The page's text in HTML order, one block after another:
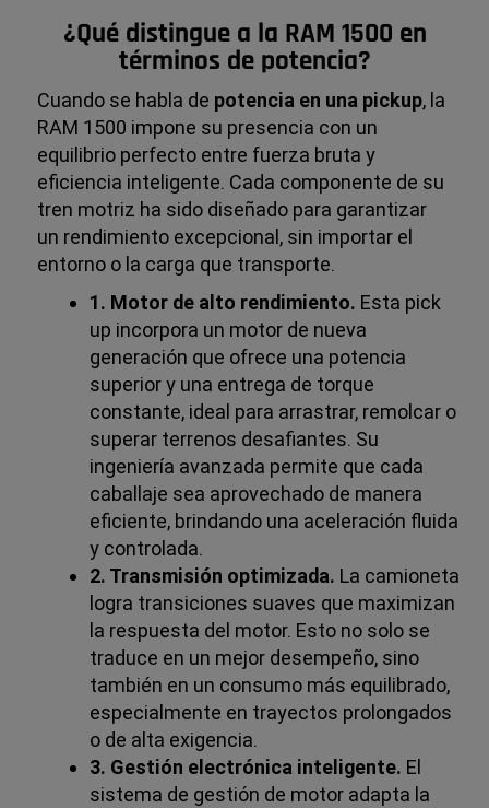
¿Qué distingue a la RAM 1500 en
términos de potencia?
Cuando se habla de potencia en una pickup, la
RAM 1500 impone su presencia con un
equilibrio perfecto entre fuerza bruta y
eficiencia inteligente. Cada componente de su
tren motriz ha sido diseñado para garantizar
un rendimiento excepcional, sin importar el
entorno o la carga que transporte.
1. Motor de alto rendimiento. Esta pick
up incorpora un motor de nueva
generación que ofrece una potencia
superior y una entrega de torque
constante, ideal para arrastrar, remolcar o
superar terrenos desafiantes. Su
ingeniería avanzada permite que cada
caballaje sea aprovechado de manera
eficiente, brindando una aceleración fluida
y controlada.
2. Transmisión optimizada. La camioneta
logra transiciones suaves que maximizan
la respuesta del motor. Esto no solo se
traduce en un mejor desempeño, sino
también en un consumo más equilibrado,
especialmente en trayectos prolongados
o de alta exigencia.
3. Gestión electrónica inteligente. El
sistema de gestión de motor adapta la